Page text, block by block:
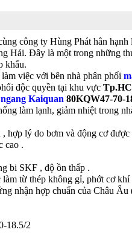
công ty Hùng Phát hân
Hải. Đây là một trong những
khẩu.
việc với bên nhà phân phối
độc quyền tại khu vực
Kaiquan 80KQW47-70-
làm lạnh, giảm nhiệt trong
lý do bơm và động cơ được
cao .
bi SKF , độ ồn thấp .
từ thép không gỉ, phớt cơ khí
nhận hợp chuẩn của Châu Âu
18.5/2